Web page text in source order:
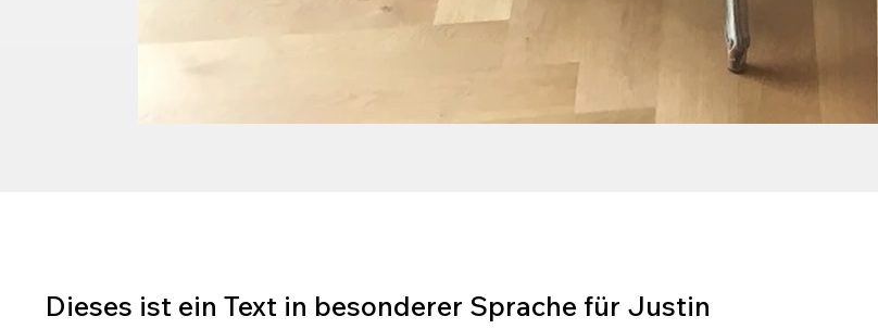
Dieses ist ein Text in besonderer Sprache für Justin